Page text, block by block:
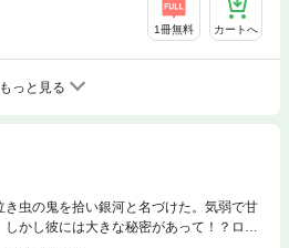
1冊無料 カートへ
もっと見る
虫の鬼を拾い銀河と名づけた。気弱で甘
かし彼には大きな秘密があって！？ロマ